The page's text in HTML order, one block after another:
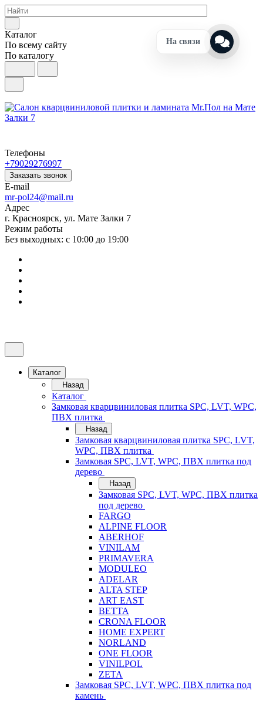
Каталог
По всему сайту
По каталогу
Телефоны
+79029276997
Заказать звонок
E-mail
mr-pol24@mail.ru
Адрес
г. Красноярск, ул. Мате Залки 7
Режим работы
Без выходных: с 10:00 до 19:00
Каталог
Назад
Каталог
Замковая кварцвиниловая плитка SPC, LVT, WPC,
ПВХ плитка
Назад
Замковая кварцвиниловая плитка SPC, LVT,
WPC, ПВХ плитка
Замковая SPC, LVT, WPC, ПВХ плитка под
дерево
Назад
Замковая SPC, LVT, WPC, ПВХ плитка
под дерево
FARGO
ALPINE FLOOR
ABERHOF
VINILAM
PRIMAVERA
MODULEO
ADELAR
ALTA STEP
ART EAST
BETTA
CRONA FLOOR
HOME EXPERT
NORLAND
ONE FLOOR
VINILPOL
ZETA
Замковая SPC, LVT, WPC, ПВХ плитка под
камень
На связи